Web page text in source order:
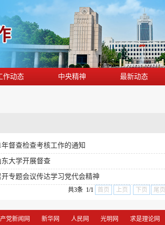
作动态 中央精神 最新动态
督查检查考核工作的通知
大学开展督查
专题会议传达学习党代会精神
共3条 1/1 首页 上页 下页 尾页
党新闻网 新华网 人民网 光明网 求是理论网